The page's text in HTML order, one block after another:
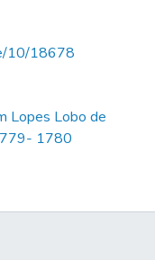
10/18678
Lopes Lobo de
1780